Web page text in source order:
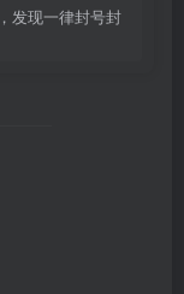
发现一律封号封